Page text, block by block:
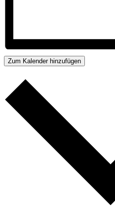
Zum Kalender hinzufügen